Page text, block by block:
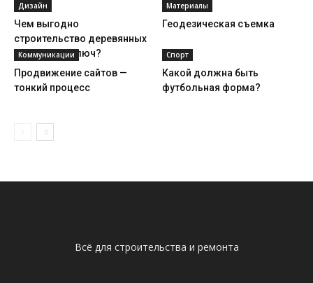
Дизайн
Чем выгодно
строительство деревянных
домов под ключ?
Материалы
Геодезическая съемка
Коммуникации
Продвижение сайтов —
тонкий процесс
Спорт
Какой должна быть
футбольная форма?
Всё для строительства и ремонта